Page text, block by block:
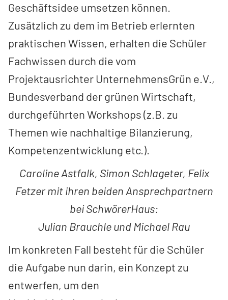
Geschäftsidee umsetzen können.
Zusätzlich zu dem im Betrieb erlernten
praktischen Wissen, erhalten die Schüler
Fachwissen durch die vom
Projektausrichter UnternehmensGrün e.V.,
Bundesverband der grünen Wirtschaft,
durchgeführten Workshops (z.B. zu
Themen wie nachhaltige Bilanzierung,
Kompetenzentwicklung etc.).
Caroline Astfalk, Simon Schlageter, Felix
Fetzer mit ihren beiden Ansprechpartnern
bei SchwörerHaus:
Julian Brauchle und Michael Rau
Im konkreten Fall besteht für die Schüler
die Aufgabe nun darin, ein Konzept zu
entwerfen, um den